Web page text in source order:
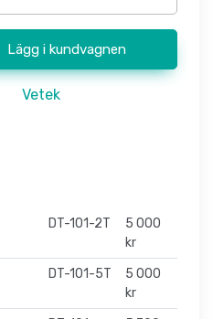
Lägg i kundvagnen
Vetek
DT-101-2T
5 000
kr
DT-101-5T
5 000
kr